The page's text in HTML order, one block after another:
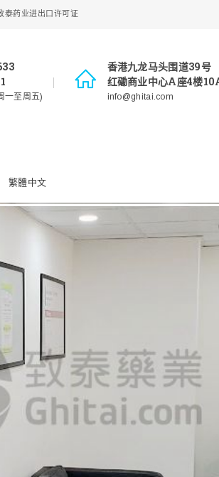
泰药业进出口许可证
一至周五)
香港九龙马头围道39号
红磡商业中心A座4楼
info@ghitai.com
繁體中文